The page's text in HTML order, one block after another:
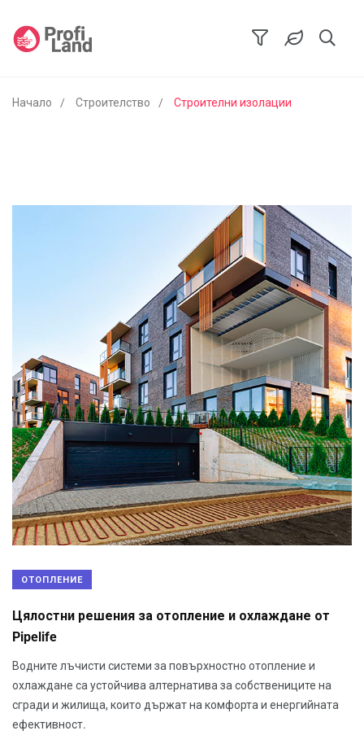
Начало Строителство Строителни изолации
ОТОПЛЕНИЕ
Цялостни решения за отопление и охлаждане от
Pipelife
Водните лъчисти системи за повърхностно отопление и
охлаждане са устойчива алтернатива за собствениците на
сгради и жилища, които държат на комфорта и енергийната
ефективност.